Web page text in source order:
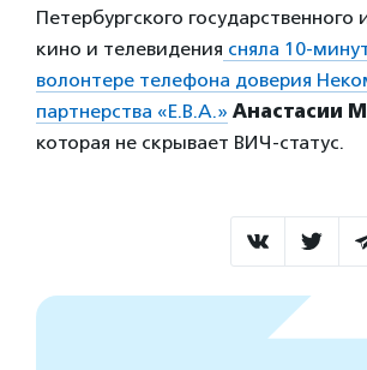
Петербургского государственного
кино и телевидения сняла 10-
волонтере телефона доверия
партнерства «Е.В.А.» Анастасии
которая не скрывает ВИЧ-статус.